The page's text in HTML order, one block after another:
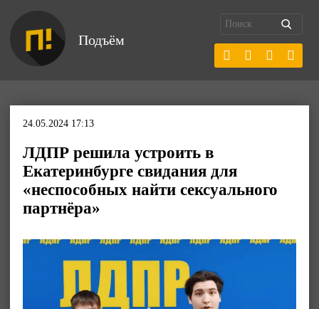
Подъём
24.05.2024 17:13
ЛДПР решила устроить в
Екатеринбурге свидания для
«неспособных найти сексуального
партнёра»